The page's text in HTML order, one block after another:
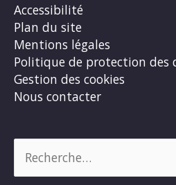
Accessibilité
Plan du site
Mentions légales
Politique de protection des
Gestion des cookies
Nous contacter